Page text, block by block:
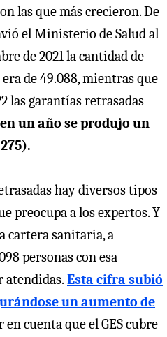
las que más crecieron. De
el Ministerio de Salud al
de 2021 la cantidad de
de 49.088, mientras que
las garantías retrasadas
en un año se produjo un
hay diversos tipos
preocupa a los expertos. Y
cartera sanitaria, a
personas con esa
atendidas. Esta cifra subió
un aumento de
en cuenta que el GES cubre